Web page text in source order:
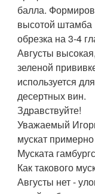
балла.
высотой штамба
обрезка на 3-4
Августы
зеленой
используется
десертных вин.
Здравствуйте!
Уважаемый
мускат
Муската
Как такового
Августы нет -